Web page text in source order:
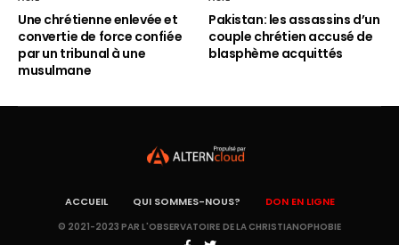
Une chrétienne enlevée et
convertie de force confiée
par un tribunal à une
musulmane
Pakistan: les assassins d’un
couple chrétien accusé de
blasphème acquittés
ACCUEIL QUI SOMMES-NOUS? DON EN LIGNE
© 2021-2023 PAR L'OBSERVATOIRE DE LA CHRISTIANOPHOBIE